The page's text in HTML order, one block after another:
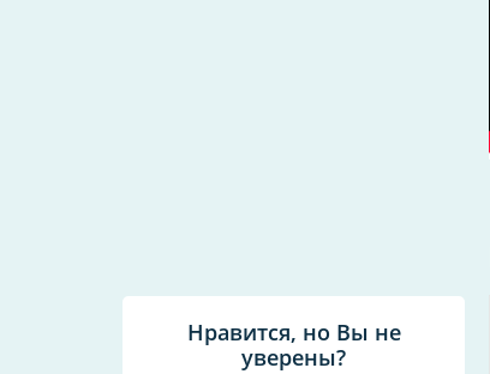
Нравится, но Вы не
уверены?